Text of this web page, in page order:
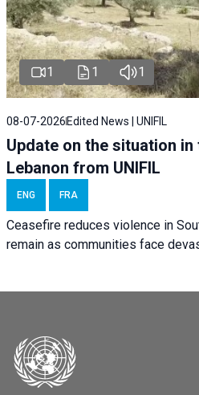
1 1 1
08-07-2026 Edited News | UNIFIL
Update on the situation
Lebanon from UNIFIL
ENG FRA
Ceasefire reduces violence in
remain as communities face